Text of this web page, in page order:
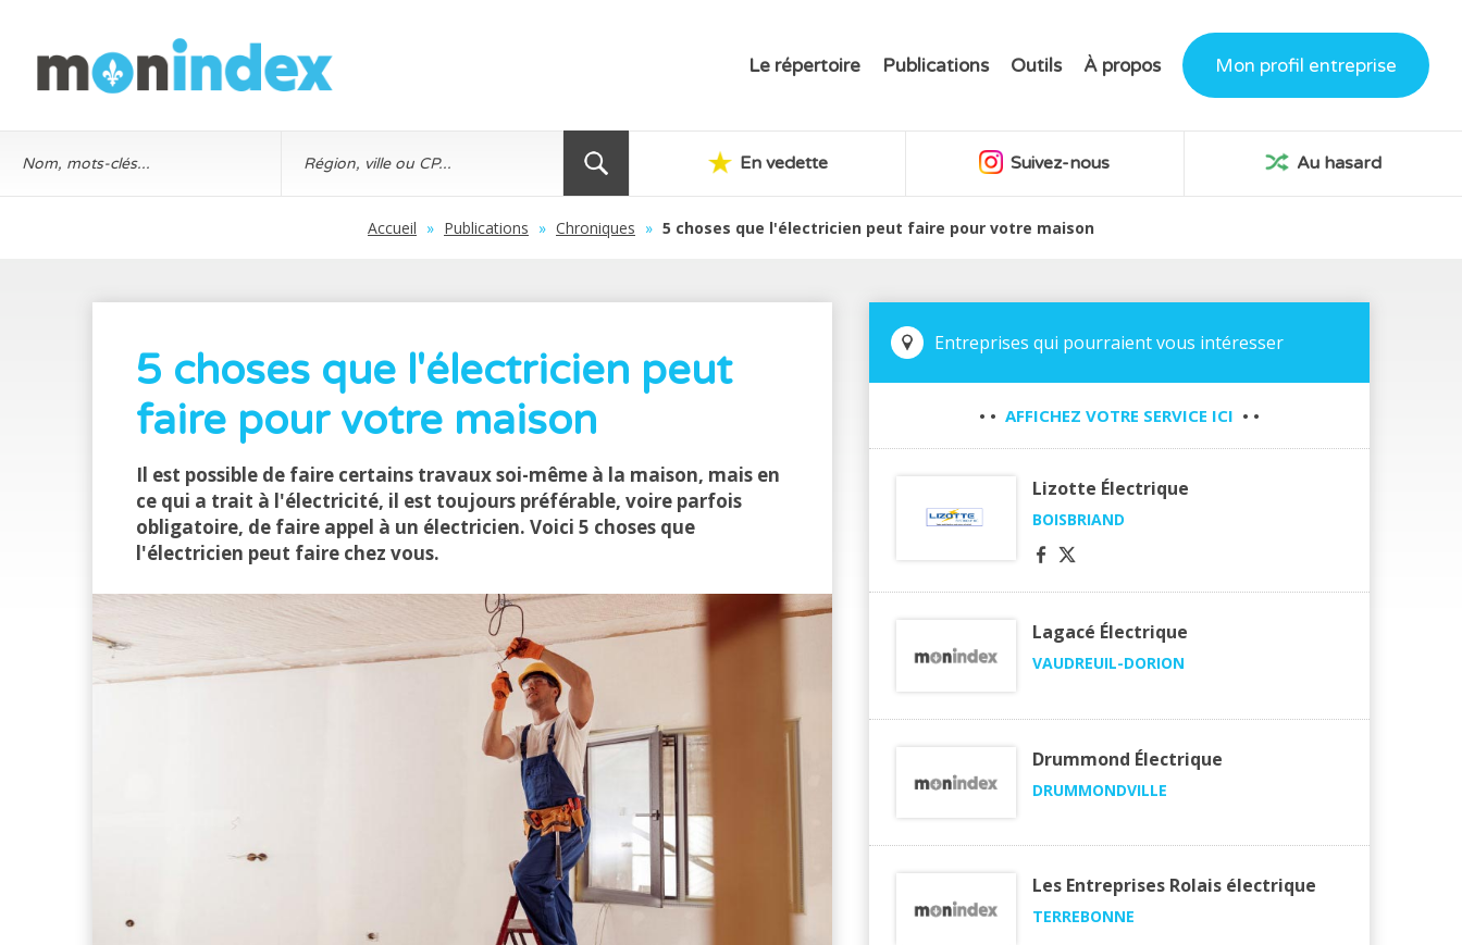
Le répertoire Publications Outils À propos Mon profil entreprise
En vedette Suivez-nous Au hasard
Accueil » Publications » Chroniques » 5 choses que l'électricien peut faire pour votre maison
5 choses que l'électricien peut
faire pour votre maison
Il est possible de faire certains travaux soi-même à la maison, mais en
ce qui a trait à l'électricité, il est toujours préférable, voire parfois
obligatoire, de faire appel à un électricien. Voici 5 choses que
l'électricien peut faire chez vous.
Entreprises qui pourraient vous intéresser
• • AFFICHEZ VOTRE SERVICE ICI • •
Lizotte Électrique
BOISBRIAND
Lagacé Électrique
VAUDREUIL-DORION
Drummond Électrique
DRUMMONDVILLE
Les Entreprises Rolais électrique
TERREBONNE